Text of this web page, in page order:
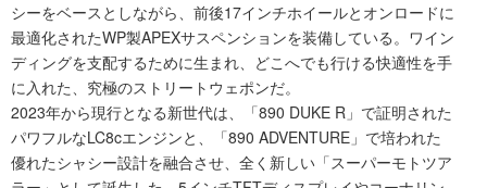
シーをベースとしながら、前後17インチホイールとオンロードに
最適化されたWP製APEXサスペンションを装備している。ワイン
ディングを支配するために生まれ、どこへでも行ける快適性を手
に入れた、究極のストリートウェポンだ。
2023年から現行となる新世代は、「890 DUKE R」で証明された
パワフルなLC8cエンジンと、「890 ADVENTURE」で培われた
優れたシャシー設計を融合させ、全く新しい「スーパーモトツア